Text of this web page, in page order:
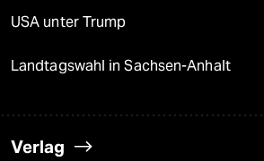
USA unter Trump
Landtagswahl in Sachsen-Anhalt
Verlag